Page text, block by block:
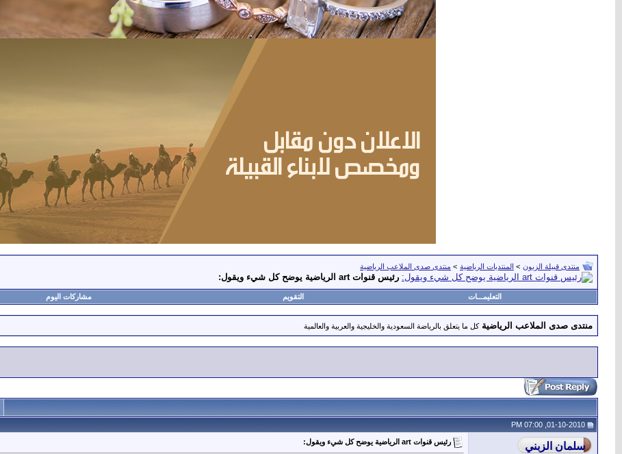
منتدى قبيلة الزبون > المنتديات الرياضية > منتدى صدى الملاعب الرياضية
رئيس قنوات art الرياضية يوضح كل شيء ويقول:
التعليمـــات التقويم مشاركات اليوم
منتدى صدى الملاعب الرياضية كل ما يتعلق بالرياضة السعودية والخليجية والعربية والعالمية
رئيس قنوات art الرياضية يوضح كل شيء ويقول: